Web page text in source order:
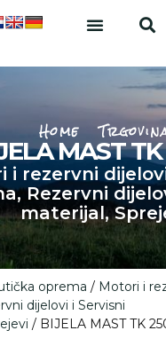
Home
MAST
i rezervni
,Rezervni
materijal,
oprema / Motori i
dijelovi i Servisni
/ BIJELA MAST TK